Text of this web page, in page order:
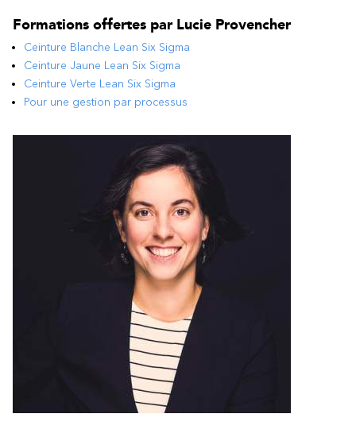
Formations offertes par Lucie Provencher
Ceinture Blanche Lean Six Sigma
Ceinture Jaune Lean Six Sigma
Ceinture Verte Lean Six Sigma
Pour une gestion par processus